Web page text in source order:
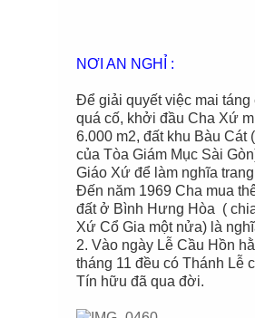
NƠI AN NGHỈ :
Để giải quyết việc mai
quá cố, khởi đầu Cha Xứ
6.000 m2, đất khu Bàu Cát
của Tòa Giám Mục Sài
Giáo Xứ để làm nghĩa
Đến năm 1969 Cha mua
đất ở Bình Hưng Hòa (
Xứ Cổ Gia một nửa) là
2. Vào ngày Lễ Cầu Hồn
tháng 11 đều có Thánh Lễ
Tín hữu đã qua đời.